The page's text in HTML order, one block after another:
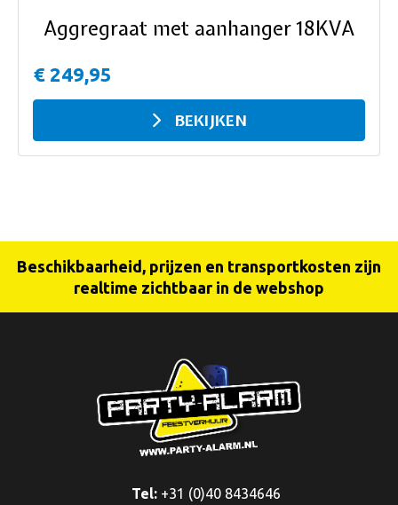
Aggregraat met aanhanger 18KVA
€ 249,95
BEKIJKEN
Beschikbaarheid, prijzen en transportkosten zijn
realtime zichtbaar in de webshop
Tel:+31 (0)40 8434646